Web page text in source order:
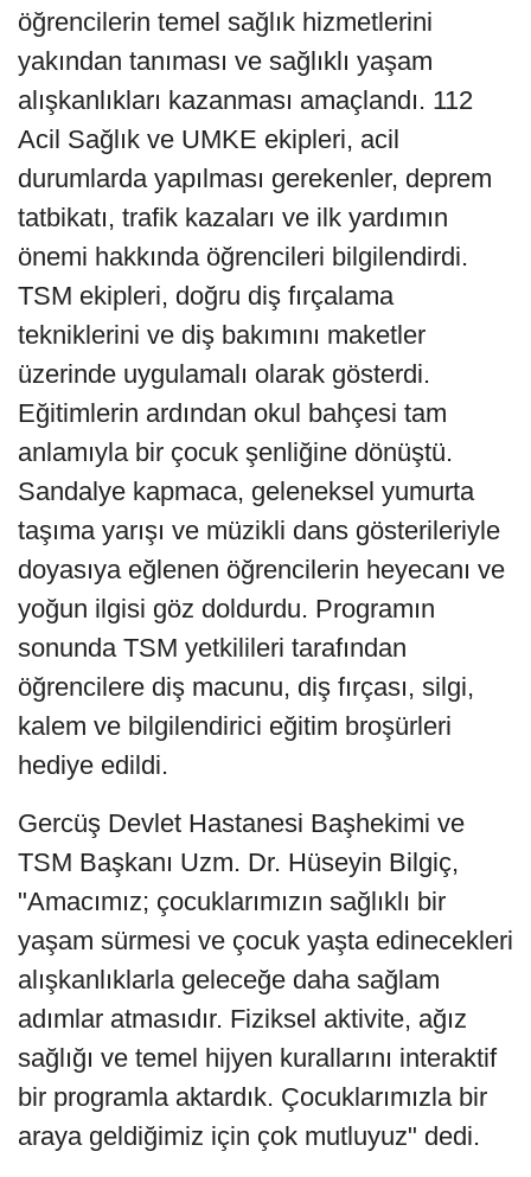
öğrencilerin temel sağlık hizmetlerini
yakından tanıması ve sağlıklı yaşam
alışkanlıkları kazanması amaçlandı. 112
Acil Sağlık ve UMKE ekipleri, acil
durumlarda yapılması gerekenler, deprem
tatbikatı, trafik kazaları ve ilk yardımın
önemi hakkında öğrencileri bilgilendirdi.
TSM ekipleri, doğru diş fırçalama
tekniklerini ve diş bakımını maketler
üzerinde uygulamalı olarak gösterdi.
Eğitimlerin ardından okul bahçesi tam
anlamıyla bir çocuk şenliğine dönüştü.
Sandalye kapmaca, geleneksel yumurta
taşıma yarışı ve müzikli dans gösterileriyle
doyasıya eğlenen öğrencilerin heyecanı ve
yoğun ilgisi göz doldurdu. Programın
sonunda TSM yetkilileri tarafından
öğrencilere diş macunu, diş fırçası, silgi,
kalem ve bilgilendirici eğitim broşürleri
hediye edildi.
Gercüş Devlet Hastanesi Başhekimi ve
TSM Başkanı Uzm. Dr. Hüseyin Bilgiç,
"Amacımız; çocuklarımızın sağlıklı bir
yaşam sürmesi ve çocuk yaşta edinecekleri
alışkanlıklarla geleceğe daha sağlam
adımlar atmasıdır. Fiziksel aktivite, ağız
sağlığı ve temel hijyen kurallarını interaktif
bir programla aktardık. Çocuklarımızla bir
araya geldiğimiz için çok mutluyuz" dedi.